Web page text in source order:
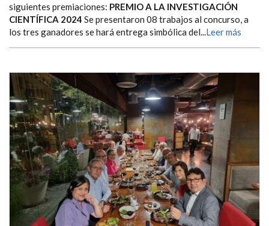
siguientes premiaciones: PREMIO A LA INVESTIGACIÓN
CIENTÍFICA 2024 Se presentaron 08 trabajos al concurso, a
los tres ganadores se hará entrega simbólica del... Leer más